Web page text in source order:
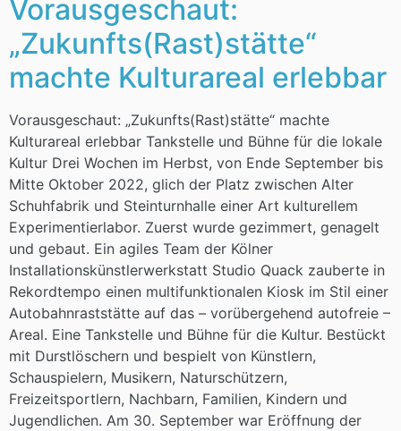
Vorausgeschaut:
„Zukunfts(Rast)stätte“
machte Kulturareal erlebbar
Vorausgeschaut: „Zukunfts(Rast)stätte“ machte
Kulturareal erlebbar Tankstelle und Bühne für die lokale
Kultur Drei Wochen im Herbst, von Ende September bis
Mitte Oktober 2022, glich der Platz zwischen Alter
Schuhfabrik und Steinturnhalle einer Art kulturellem
Experimentierlabor. Zuerst wurde gezimmert, genagelt
und gebaut. Ein agiles Team der Kölner
Installationskünstlerwerkstatt Studio Quack zauberte in
Rekordtempo einen multifunktionalen Kiosk im Stil einer
Autobahnraststätte auf das – vorübergehend autofreie –
Areal. Eine Tankstelle und Bühne für die Kultur. Bestückt
mit Durstlöschern und bespielt von Künstlern,
Schauspielern, Musikern, Naturschützern,
Freizeitsportlern, Nachbarn, Familien, Kindern und
Jugendlichen. Am 30. September war Eröffnung der